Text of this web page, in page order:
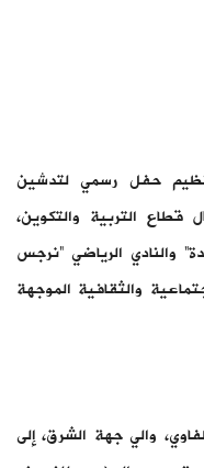
حفل رسمي لتدشين
التربية والتكوين،
والنادي الرياضي “نرجس
والثقافية الموجهة
والي جهة الشرق، إلى